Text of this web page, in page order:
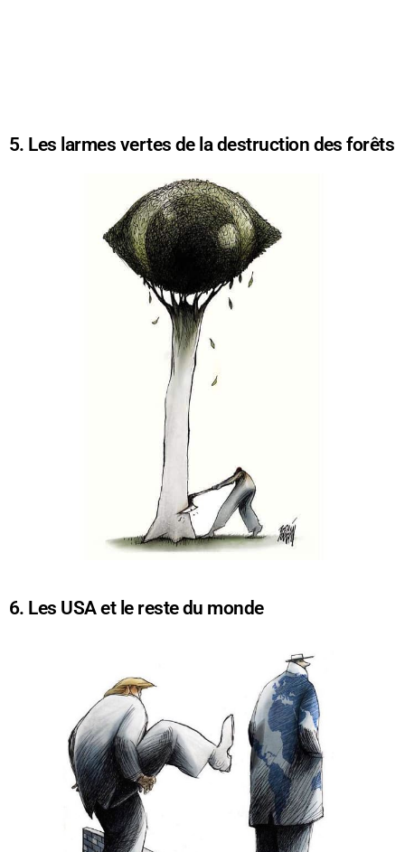
5. Les larmes vertes de la destruction des forêts
6. Les USA et le reste du monde